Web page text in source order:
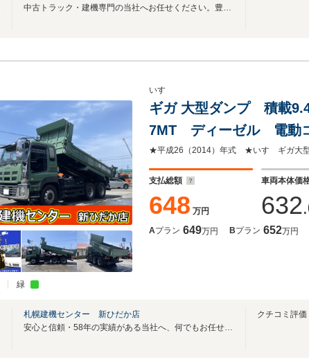
中古トラック・建機専門の当社へお任せください。豊富な経験と知識でご提案いたします
緑
いすゞ
ギガ 大型ダンプ 積載
7MT ディーゼル 電動
★平成26（2014）年式 ★いすゞギガ
支払総額
648 万円
車両本体価
632
Aプラン 649万円 Bプラン 652万円
札幌建機センター 新ひだか店
安心と信頼・58年の実績がある当社へ、何でもお任せ下さい。
クチコミ評価